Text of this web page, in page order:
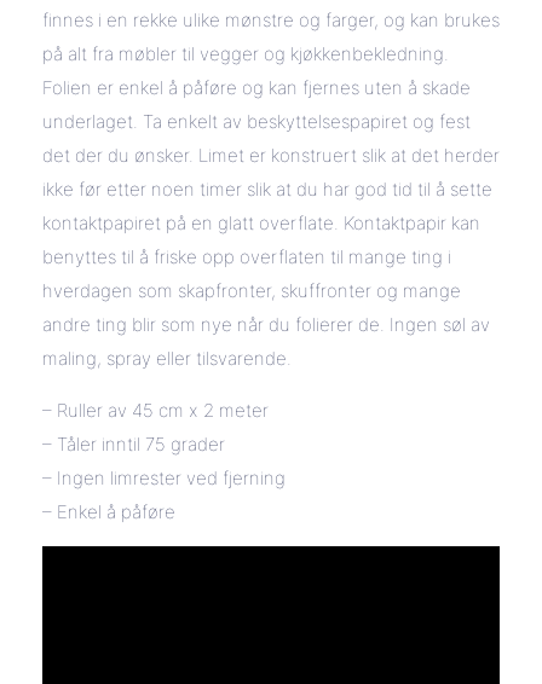
finnes i en rekke ulike mønstre og farger, og kan brukes
på alt fra møbler til vegger og kjøkkenbekledning.
Folien er enkel å påføre og kan fjernes uten å skade
underlaget. Ta enkelt av beskyttelsespapiret og fest
det der du ønsker. Limet er konstruert slik at det herder
ikke før etter noen timer slik at du har god tid til å sette
kontaktpapiret på en glatt overflate. Kontaktpapir kan
benyttes til å friske opp overflaten til mange ting i
hverdagen som skapfronter, skuffronter og mange
andre ting blir som nye når du folierer de. Ingen søl av
maling, spray eller tilsvarende.
– Ruller av 45 cm x 2 meter
– Tåler inntil 75 grader
– Ingen limrester ved fjerning
– Enkel å påføre